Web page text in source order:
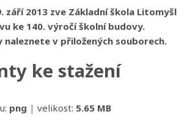
září 2013 zve Základní škola Litomyšl
ke 140. výročí školní budovy.
v přiložených souborech.
ke stažení
png | velikost: 5.65 MB